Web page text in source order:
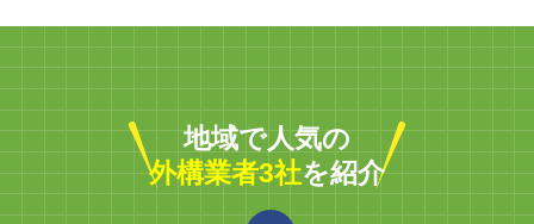
地域で人気の
外構業者3社を紹介